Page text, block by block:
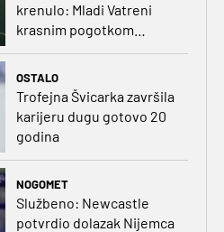
krenulo: Mladi Vatreni
krasnim pogotkom
potvrdio sjajnu formu
OSTALO
Trofejna Švicarka završila
karijeru dugu gotovo 20
godina
NOGOMET
Službeno: Newcastle
potvrdio dolazak Nijemca